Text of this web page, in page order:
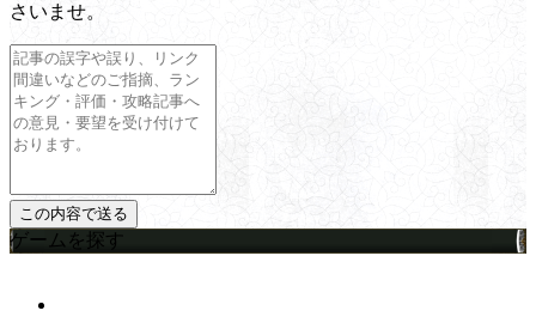
さいませ。
ゲームを探す